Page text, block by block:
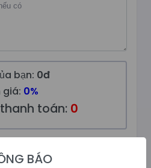
bạn: 0đ
giá: 0%
toán: 0
Tiến TrìnhBÁO